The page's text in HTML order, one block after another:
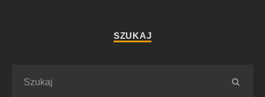
SZUKAJ